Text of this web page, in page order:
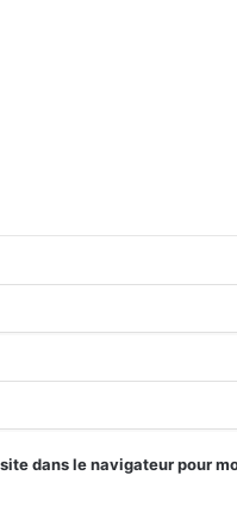
dans le navigateur pour